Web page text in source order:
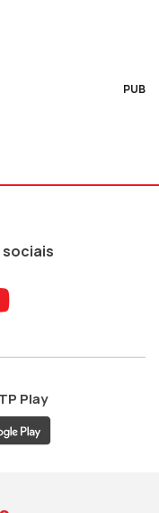
PUB
sociais
ao ao
Aceder
Play